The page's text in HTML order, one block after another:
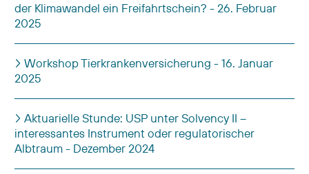
der Klimawandel ein Freifahrtschein? - 26. Februar
2025
Workshop Tierkrankenversicherung - 16. Januar
2025
Aktuarielle Stunde: USP unter Solvency II –
interessantes Instrument oder regulatorischer
Albtraum - Dezember 2024